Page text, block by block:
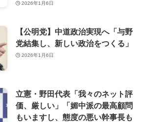
2026年1月6日
【公明党】中道政治実現へ「与野
党結集し、新しい政治をつくる」
2026年1月6日
立憲・野田代表「我々のネット評
価、厳しい」「媚中派の最高顧問
もいますし、態度の悪い幹事長も